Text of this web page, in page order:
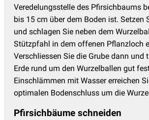
Veredelungsstelle des Pfirsichbaums
bis 15 cm über dem Boden ist. Setzen
und schlagen Sie neben dem
Stützpfahl in dem offenen Pflanzloch
Verschliessen Sie die Grube dann und
Erde rund um den Wurzelballen gut
Einschlämmen mit Wasser erreichen
optimalen Bodenschluss um die
Pfirsichbäume schneiden